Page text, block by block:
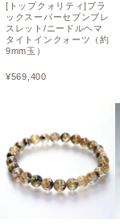
[トップクォリティ]ブラ
ックスーパーセブンブレ
スレット/ニードルヘマ
タイトインクォーツ（約
9mm玉）
¥569,400